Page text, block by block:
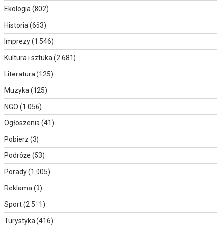
Ekologia (802)
Historia (663)
Imprezy(1 546)
Kultura i sztuka (2 681)
Literatura (125)
Muzyka (125)
NGO (1 056)
Ogłoszenia (41)
Pobierz (3)
Podróże (53)
Porady(1 005)
Reklama (9)
Sport(2 511)
Turystyka (416)